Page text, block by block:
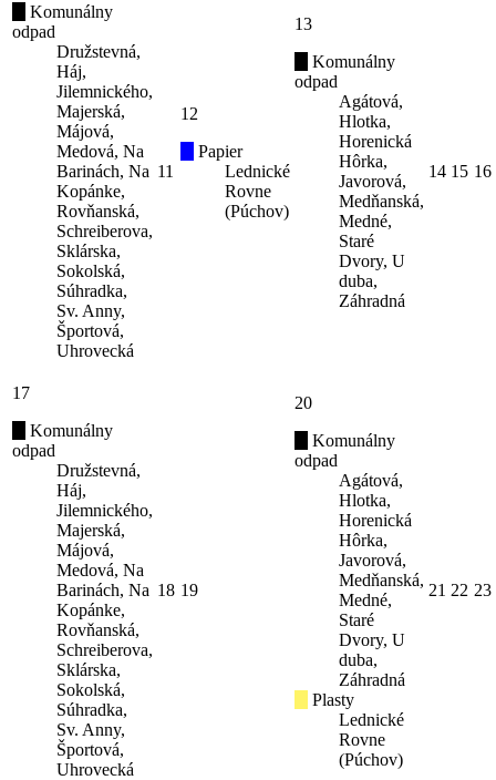
Komunálny
odpad
Družstevná,
Háj,
Jilemnického,
Majerská,
Májová,
Medová, Na
Barinách, Na
Kopánke,
Rovňanská,
Schreiberova,
Sklárska,
Sokolská,
Súhradka,
Sv. Anny,
Športová,
Uhrovecká
11
12
Papier
Lednické
Rovne
(Púchov)
13
Komunálny
odpad
Agátová,
Hlotka,
Horenická
Hôrka,
Javorová,
Medňanská,
Medné,
Staré
Dvory, U
duba,
Záhradná
14 15 16
17
Komunálny
odpad
Družstevná,
Háj,
Jilemnického,
Majerská,
Májová,
Medová, Na
Barinách, Na
Kopánke,
Rovňanská,
Schreiberova,
Sklárska,
Sokolská,
Súhradka,
Sv. Anny,
Športová,
Uhrovecká
18 19
20
Komunálny
odpad
Agátová,
Hlotka,
Horenická
Hôrka,
Javorová,
Medňanská,
Medné,
Staré
Dvory, U
duba,
Záhradná
Plasty
Lednické
Rovne
(Púchov)
21 22 23